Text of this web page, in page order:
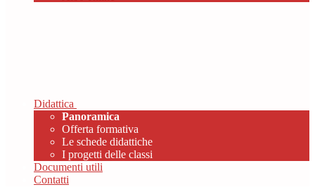
Didattica
Panoramica
Offerta formativa
Le schede didattiche
I progetti delle classi
Documenti utili
Contatti